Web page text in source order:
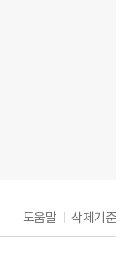
도움말 삭제기준